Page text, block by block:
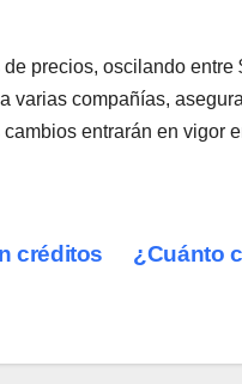
precios, oscilando
varias compañías,
entrarán en vigor
¿Cuánto
créditos